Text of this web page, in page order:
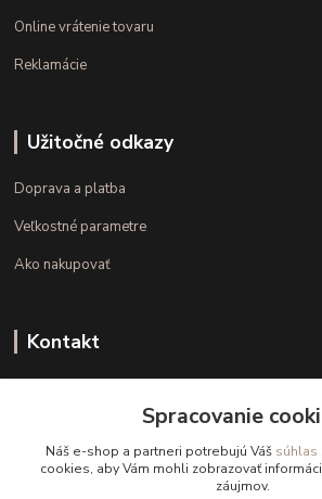
Online vrátenie tovaru
Reklamácie
Užitočné odkazy
Doprava a platba
Veľkostné parametre
Ako nakupovať
Kontakt
(Po.-Pi. 10.00 - 15.00)
info@kvalitnaBielizen.sk
Spracovanie
Náš e-shop a partneri potrebujú Váš súhlas
cookies, aby Vám mohli zobrazovať
záujmov.